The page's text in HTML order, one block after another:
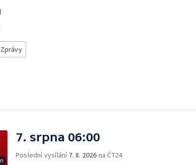
Zprávy
7. srpna 06:00
Poslední vysílání 7. 8. 2026 na ČT24